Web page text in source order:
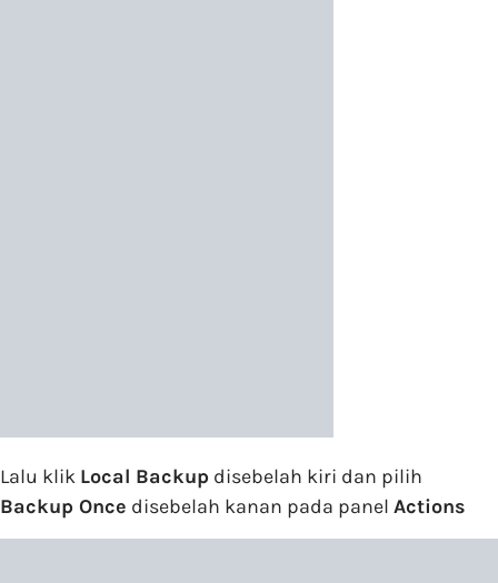
Lalu klik Local Backup disebelah kiri dan pilih
Backup Once disebelah kanan pada panel Actions